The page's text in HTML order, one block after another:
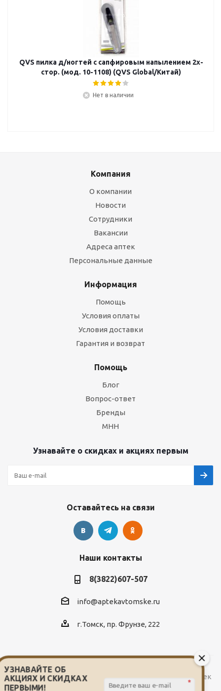
QVS пилка д/ногтей с сапфировым напылением 2х-
стор. (мод. 10-1108) (QVS Global/Китай)
Нет в наличии
Компания
О компании
Новости
Сотрудники
Вакансии
Адреса аптек
Персональные данные
Информация
Помощь
Условия оплаты
Условия доставки
Гарантия и возврат
Помощь
Блог
Вопрос-ответ
Бренды
МНН
Узнавайте о скидках и акциях первым
Оставайтесь на связи
Наши контакты
8(3822)607-507
info@aptekavtomske.ru
г.Томск, пр. Фрунзе, 222
2026 © Служба заказа и доставки лекарств от сети аптек
"Мой доктор"
УЗНАВАЙТЕ ОБ
АКЦИЯХ И СКИДКАХ
ПЕРВЫМИ!